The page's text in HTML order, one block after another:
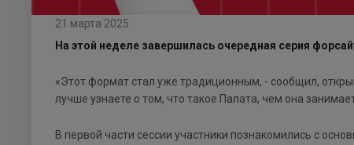
21 марта 2025
На этой неделе завершилась очередная серия
«Этот формат стал уже традиционным, - сообщил,
лучше узнаете о том, что такое Палата, чем она
В первой части сессии участники познакомились с